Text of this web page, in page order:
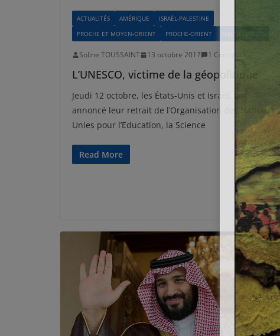
ACTUALITÉS AMÉRIQUE
ISRAËL-PALESTINE
PROCHE ET MOYEN-ORIENT
PROCHE-ORIENT SUJETS CHAUDS
Soline TOUSSAINT 13 octobre 2017 1 Comment
L’UNESCO, victime de la géopolitique
Jeudi 12 octobre, les États-Unis et Israël, ont
annoncé leur retrait de l’Organisation des Nations
Unies pour l’Education, la Science
Read More